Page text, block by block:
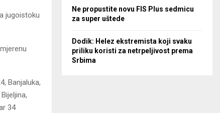
jugoistoku
Banjaluka,
34
Ne propustite novu FIS Plus sedmicu
za super uštede
Dodik: Helez ekstremista koji svaku
priliku koristi za netrpeljivost prema
Srbima